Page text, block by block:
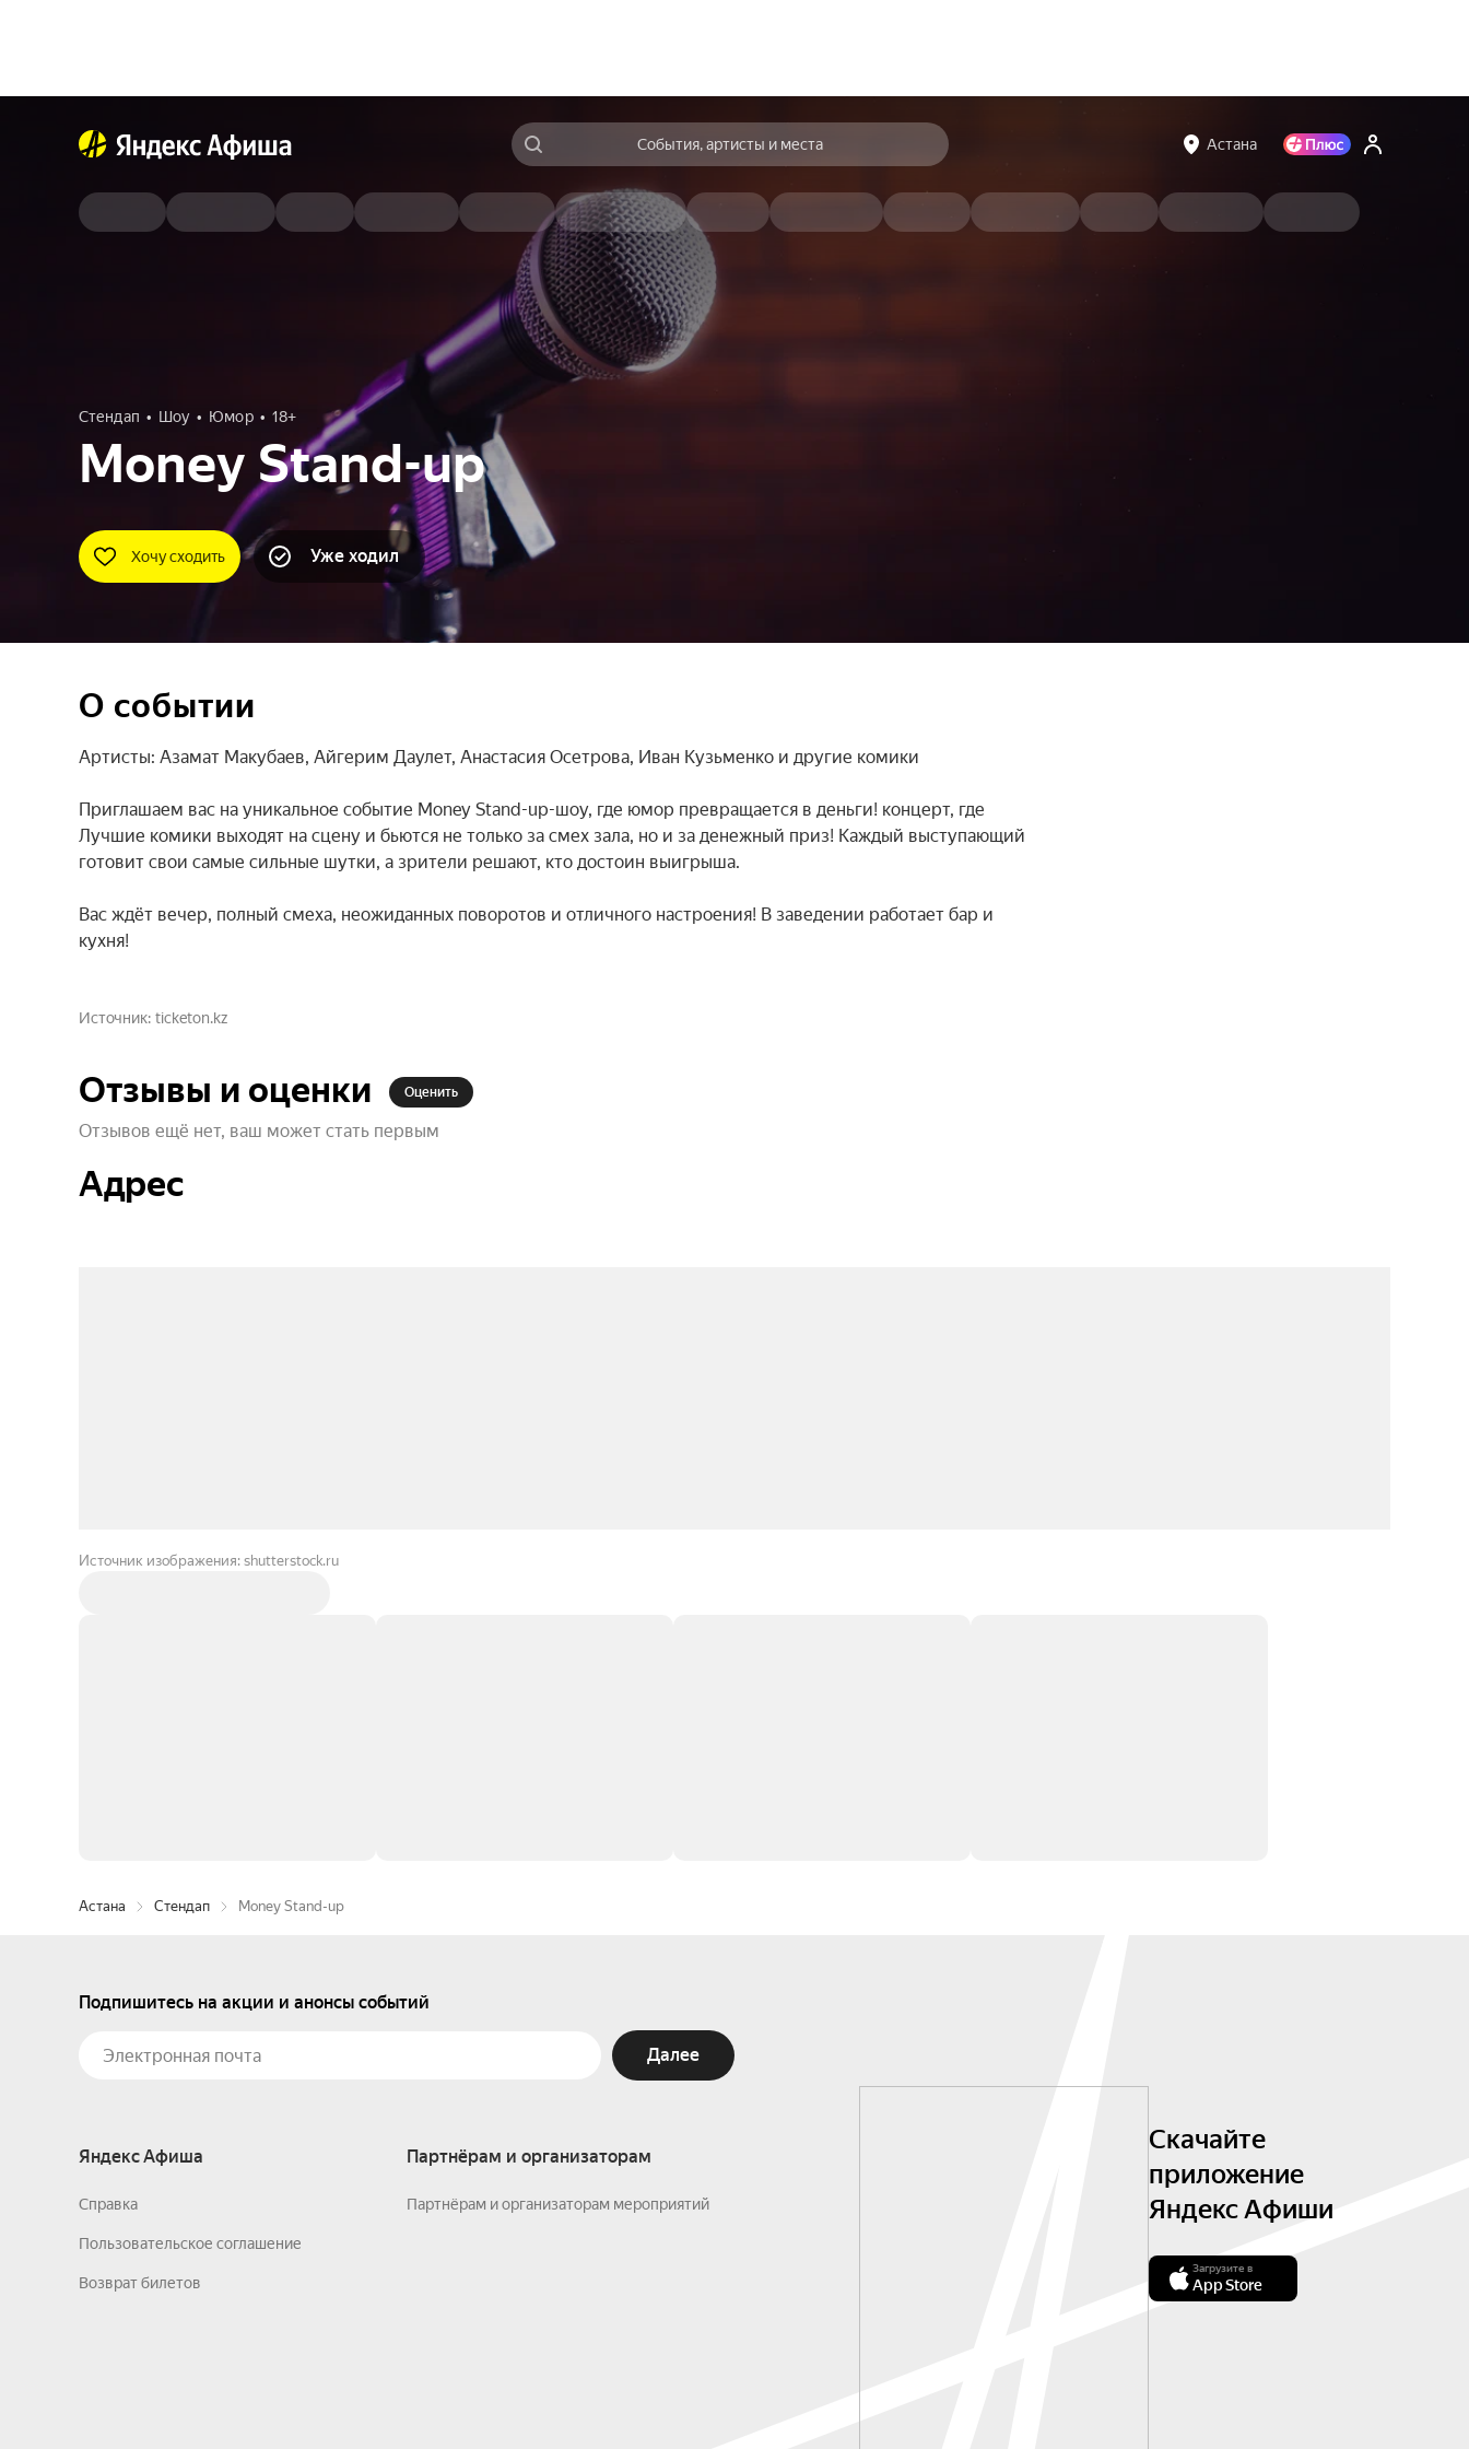
События, артисты и места Астана
Стендап Шоу Юмор 18+
Money Stand-up
Хочу сходить Уже ходил
О событии
Артисты: Азамат Макубаев, Айгерим Даулет, Анастасия Осетрова, Иван Кузьменко и другие комики
Приглашаем вас на уникальное событие Money Stand-up-шоу, где юмор превращается в деньги! концерт, где
Лучшие комики выходят на сцену и бьются не только за смех зала, но и за денежный приз! Каждый выступающий
готовит свои самые сильные шутки, а зрители решают, кто достоин выигрыша.
Вас ждёт вечер, полный смеха, неожиданных поворотов и отличного настроения! В заведении работает бар и
кухня!
Источник ticketon.kz
Отзывы и оценки Оценить
Отзывов ещё нет, ваш может стать первым
Адрес
Источник изображения: shutterstock.ru
Астана Стендап Money Stand-up
Подпишитесь на акции и анонсы событий
Далее
Яндекс Афиша
Справка
Пользовательское соглашение
Возврат билетов
Партнёрам и организаторам
Партнёрам и организаторам мероприятий
Скачайте
приложение
Яндекс Афиши
Загрузите в
App Store